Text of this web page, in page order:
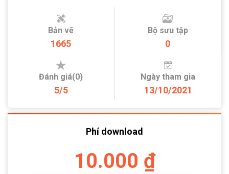
Bản vẽ
1665
Bộ sưu tập
0
Đánh giá(0)
5/5
Ngày tham gia
13/10/2021
Phí download
10.000 ₫